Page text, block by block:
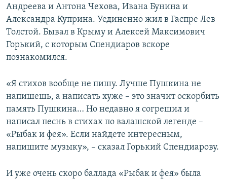
Андреева и Антона Чехова, Ивана Бунина и
Александра Куприна. Уединенно жил в Гаспре Лев
Толстой. Бывал в Крыму и Алексей Максимович
Горький, с которым Спендиаров вскоре
познакомился.
«Я стихов вообще не пишу. Лучше Пушкина не
напишешь, а написать хуже – это значит оскорбить
память Пушкина… Но недавно я согрешил и
написал песнь в стихах по валашской легенде –
«Рыбак и фея». Если найдете интересным,
напишите музыку», – сказал Горький Спендиарову.
И уже очень скоро баллада «Рыбак и фея» была